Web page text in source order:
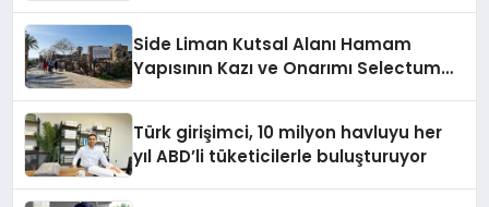
Side Liman Kutsal Alanı Hamam
Yapısının Kazı ve Onarımı Selectum
Türk girişimci, 10 milyon havluyu her
yıl ABD’li tüketicilerle buluşturuyor